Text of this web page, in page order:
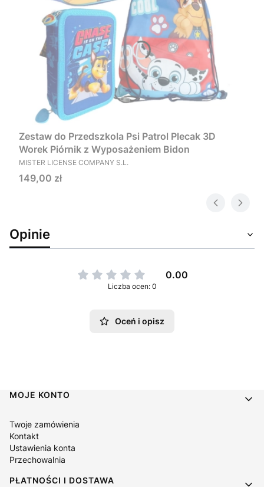
Zestaw do Przedszkola Psi Patrol Plecak 3D
Worek Piórnik z Wyposażeniem Bidon
PRODUCENT
MISTER LICENSE COMPANY S.L.
Cena
149,00 zł
Opinie
0.00
Liczba ocen: 0
Oceń i opisz
Linki w stopce
MOJE KONTO
Twoje zamówienia
Kontakt
Ustawienia konta
Przechowalnia
PŁATNOŚCI I DOSTAWA